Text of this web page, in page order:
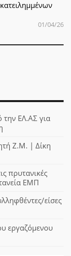
01/04/26
ΕΛ.ΑΣ για
Ζ.Μ. | Δίκη
πρυτανικές
ΕΜΠ
είσες
εργαζόμενου